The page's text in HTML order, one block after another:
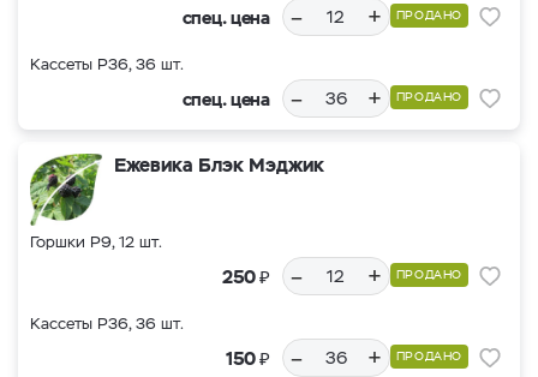
спец. цена – + ПРОДАНО
Кассеты Р36, 36 шт.
спец. цена – + ПРОДАНО
Ежевика Блэк Мэджик
Горшки Р9, 12 шт.
250₽ – + ПРОДАНО
Кассеты Р36, 36 шт.
150₽ – + ПРОДАНО